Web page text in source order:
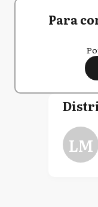
Para
LM